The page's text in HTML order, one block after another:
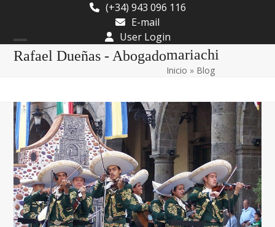
content
(+34) 943 096 116
E-mail
User Login
Rafael Dueñas - Abogado
Open
Close
mariachi
Inicio » Blog